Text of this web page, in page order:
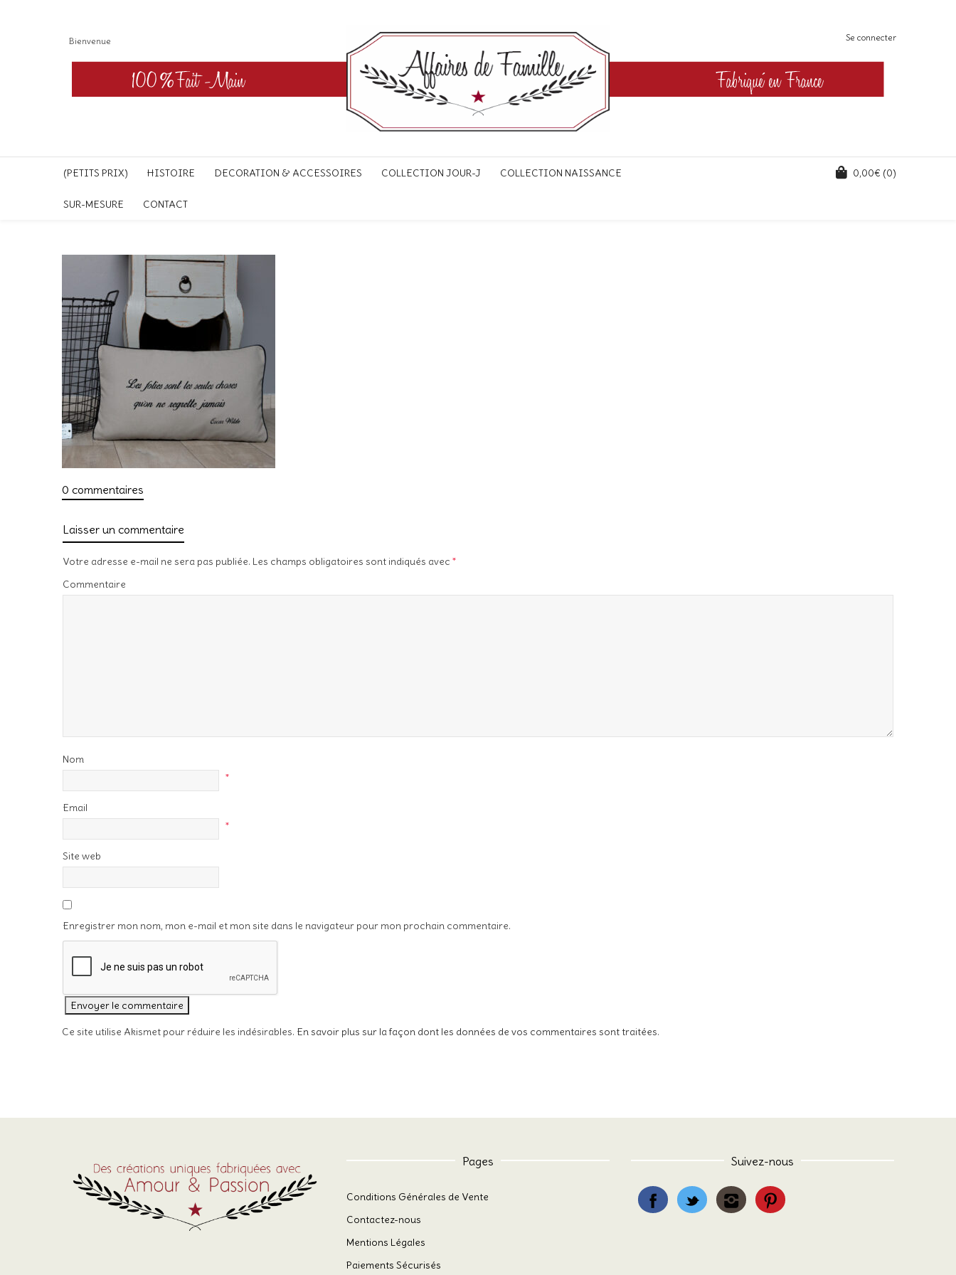
Bienvenue Se connecter
(PETITS PRIX) HISTOIRE DECORATION & ACCESSOIRES COLLECTION JOUR-J COLLECTION NAISSANCE
SUR-MESURE CONTACT
0,00€ (0)
0 commentaires
Laisser un commentaire
Votre adresse e-mail ne sera pas publiée. Les champs obligatoires sont indiqués avec *
Commentaire
Nom
*
Email
*
Site web
Enregistrer mon nom, mon e-mail et mon site dans le navigateur pour mon prochain commentaire.
Ce site utilise Akismet pour réduire les indésirables. En savoir plus sur la façon dont les données de vos commentaires sont traitées.
Pages
Conditions Générales de Vente
Contactez-nous
Mentions Légales
Paiements Sécurisés
Suivez-nous